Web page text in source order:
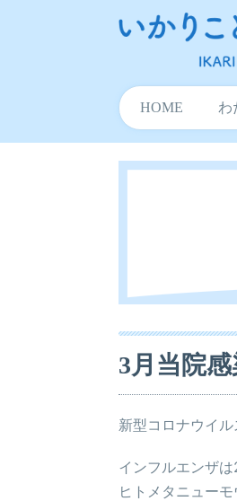
HOME わ
3月当院
新型コロナウイ
インフルエンザ
ヒトメタニュー